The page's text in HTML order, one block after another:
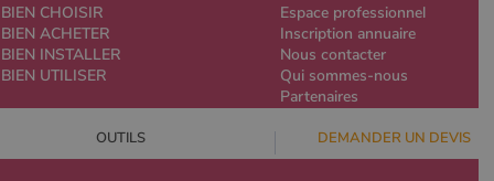
BIEN CHOISIR
BIEN ACHETER
BIEN INSTALLER
BIEN UTILISER
Espace professionnel
Inscription annuaire
Nous contacter
Qui sommes-nous
Partenaires
OUTILS DEMANDER UN DEVIS